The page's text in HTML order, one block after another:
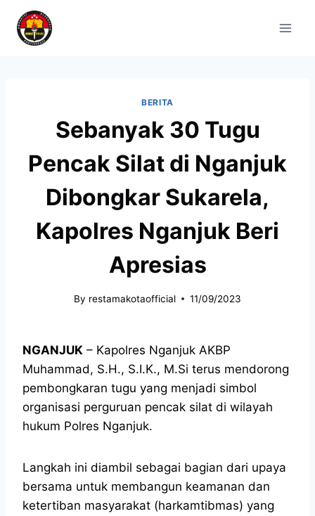
BERITA
Sebanyak 30 Tugu
Pencak Silat di Nganjuk
Dibongkar Sukarela,
Kapolres Nganjuk Beri
Apresias
By restamakotaofficial 11/09/2023
NGANJUK – Kapolres Nganjuk AKBP
Muhammad, S.H., S.I.K., M.Si terus mendorong
pembongkaran tugu yang menjadi simbol
organisasi perguruan pencak silat di wilayah
hukum Polres Nganjuk.
Langkah ini diambil sebagai bagian dari upaya
bersama untuk membangun keamanan dan
ketertiban masyarakat (harkamtibmas) yang